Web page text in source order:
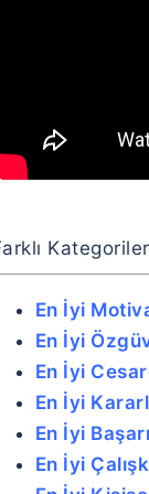
En İyi
En İyi
En İyi
En İyi
En İyi
En İyi